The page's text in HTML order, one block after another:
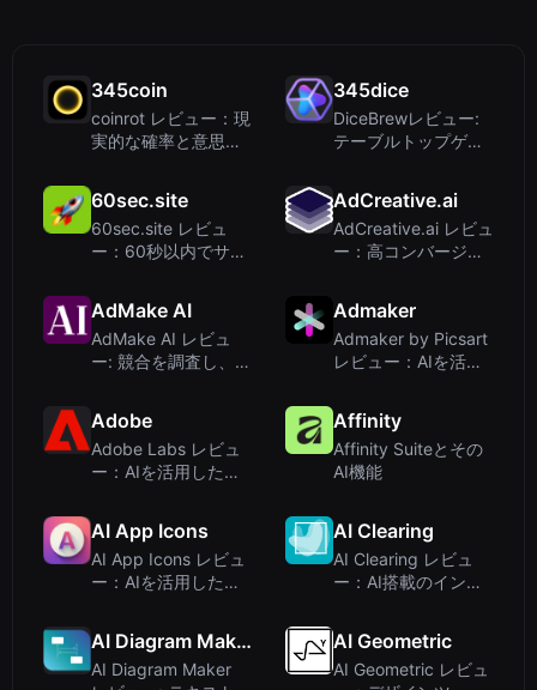
345coin
coinrot レビュー：現
実的な確率と意思決
345dice
DiceBrewレビュー:
テーブルトップゲー
ローラー
60sec.site
60sec.site レビュ
ー：60秒以内でサイ
AdCreative.ai
AdCreative.ai レビュ
ー：高コンバージョ
AdMake AI
AdMake AI レビュ
ー: 競合を調査し、
Admaker
Admaker by Picsart
レビュー：AIを活用
Adobe
Adobe Labs レビュ
ー：AIを活用した創
Affinity
Affinity Suiteとその
AI機能
AI App Icons
AI App Icons レビュ
ー：AIを活用した手
AI Clearing
AI Clearing レビュ
ー：AI搭載のインフ
AI Diagram Maker
AI Diagram Maker
AI Geometric
AI Geometric レビュ